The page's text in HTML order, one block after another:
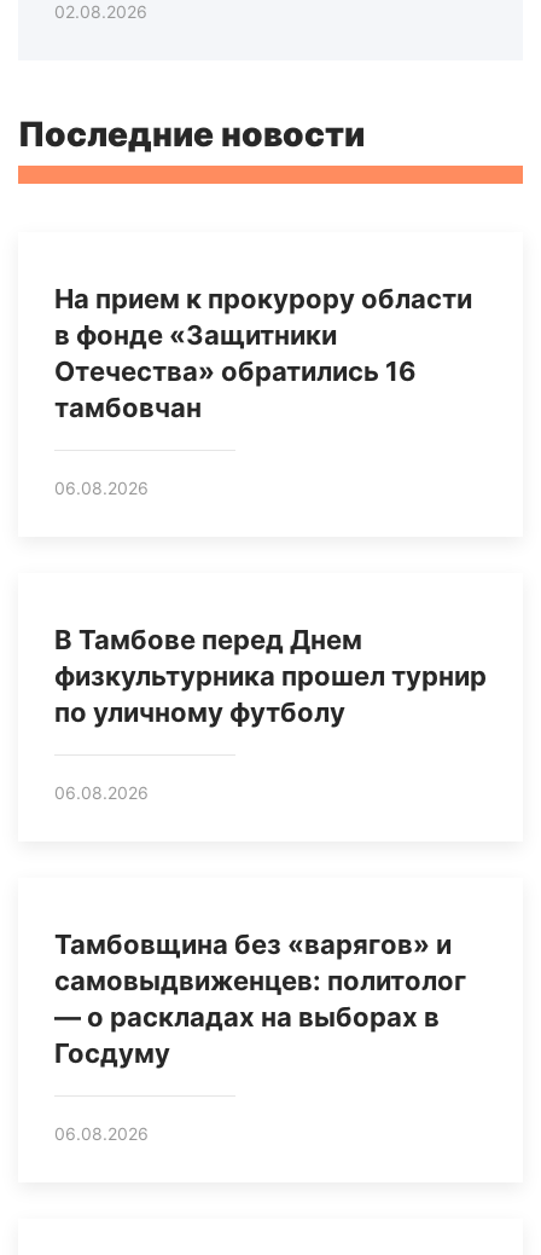
02.08.2026
Последние новости
На прием к прокурору области
в фонде «Защитники
Отечества» обратились 16
тамбовчан
06.08.2026
В Тамбове перед Днем
физкультурника прошел турнир
по уличному футболу
06.08.2026
Тамбовщина без «варягов» и
самовыдвиженцев: политолог
— о раскладах на выборах в
Госдуму
06.08.2026